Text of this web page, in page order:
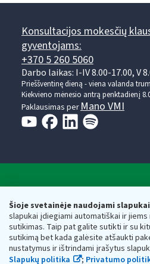
Šioje svetainėje naudojami slapukai
slapukai įdiegiami automatiškai ir jiems
sutikimas. Taip pat galite sutikti ir su
sutikimą bet kada galėsite atšaukti
nustatymus ir ištrindami įrašytus
Slapukų politika
; Privatumo
Konsultacijos mokesčių
gyventojams:
+370 5 260 5060
Darbo laikas: I-IV 8.00-17.00, V
Prieššventinę dieną - viena valanda
Kiekvieno mėnesio antrą penktadienį
Paklausimas per Mano VMI
Respublikos finansų
Biudžetinė įstaiga. Juridinio asmens
adresas: Vasario 16-osios g. 14, 01107
vmi@vmi.lt, E. pristatymo dėžutės
Duomenys apie Valstybinę mokesčių